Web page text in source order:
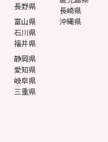
長野県
富山県
石川県
福井県
静岡県
愛知県
岐阜県
三重県
長崎県
沖縄県